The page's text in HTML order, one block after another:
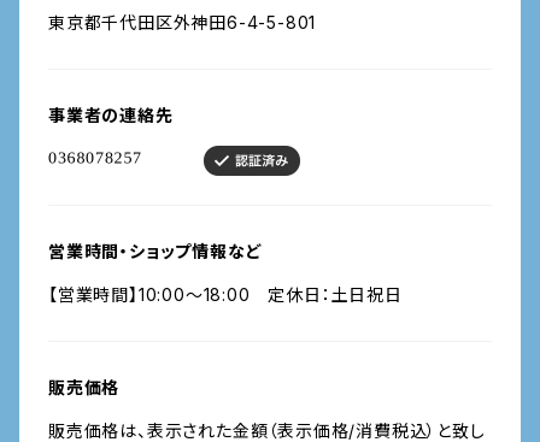
東京都千代田区外神田6-4-5-801
事業者の連絡先
営業時間・ショップ情報など
【営業時間】10:00〜18:00 定休日：土日祝日
販売価格
販売価格は、表示された金額（表示価格/消費税込）と致し